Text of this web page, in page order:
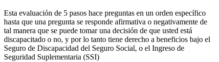
Esta evaluación de 5 pasos hace preguntas en un orden específico
hasta que una pregunta se responde afirmativa o negativamente de
tal manera que se puede tomar una decisión de que usted está
discapacitado o no, y por lo tanto tiene derecho a beneficios bajo el
Seguro de Discapacidad del Seguro Social, o el Ingreso de
Seguridad Suplementaria (SSI)